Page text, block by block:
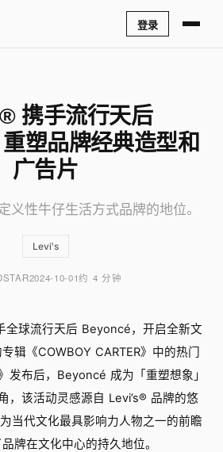
登录
携手流行天后
塑品牌经典造型和
广告片
义性牛仔生活方式品牌的地位。
Levi's
2024-10-01约 4 分钟
全球流行天后 Beyoncé，开启全新文
辑《COWBOY CARTER》中的热门
发布后，Beyoncé 成为「重塑想象」
，该活动灵感源自 Levi’s® 品牌的悠
当代文化最具影响力人物之一的前瞻
牌在文化中心的持久地位。